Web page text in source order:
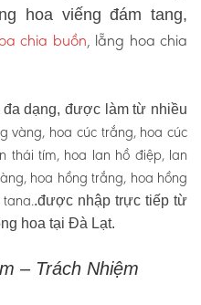
hoa viếng đám tang,
chia buồn, lẵng hoa chia
đa dạng, được làm từ nhiều
vàng, hoa cúc trắng, hoa cúc
thái tím, hoa lan hồ điệp, lan
hoa hồng trắng, hoa hồng
.được nhập trực tiếp từ
hoa tại Đà Lạt.
– Trách Nhiệm